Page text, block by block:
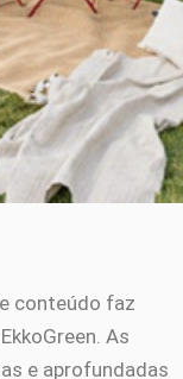
conteúdo faz
As
e aprofundadas